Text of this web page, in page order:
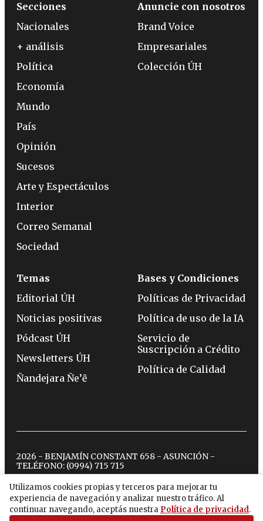
Utilizamos cookies propias y terceros para mejorar tu
experiencia de navegación y analizar nuestro tráfico. Al
continuar navegando, aceptás nuestra Política de privacidad.
Secciones
Nacionales
+ análisis
Política
Economía
Mundo
País
Opinión
Sucesos
Arte y Espectáculos
Interior
Correo Semanal
Sociedad
Anuncie con nosotros
Brand Voice
Empresariales
Colección ÚH
Temas
Editorial ÚH
Noticias positivas
Pódcast ÚH
Newsletters ÚH
Ñandejara Ñe’ẽ
Bases y Condiciones
Políticas de Privacidad
Política de uso de la IA
Servicio de
Suscripción a Crédito
Política de Calidad
2026 - BENJAMÍN CONSTANT 658 - ASUNCIÓN -
TELÉFONO: (0994) 715 715
twitterinstagram
facebook
tiktokyoutubespotify